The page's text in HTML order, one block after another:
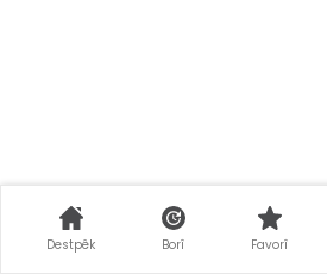
Destpêk Borî Favorî